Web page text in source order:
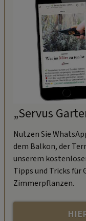
„Servus
Nutzen Sie
dem Balkon, der
unserem
Tipps und Tricks für
Zimmerpflanzen.